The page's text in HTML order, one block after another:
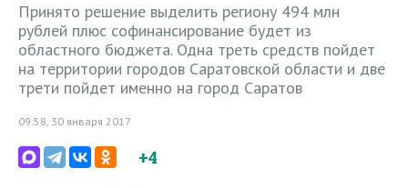
Принято решение выделить региону 494 млн
рублей плюс софинансирование будет из
областного бюджета. Одна треть средств пойдет
на территории городов Саратовской области и две
трети пойдет именно на город Саратов
09:58, 30 января 2017
+4